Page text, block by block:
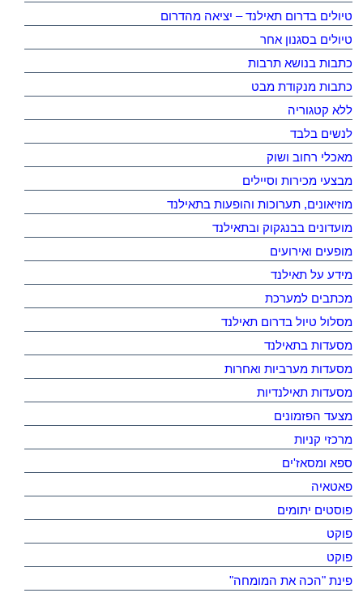
טיולים בדרום תאילנד – יציאה מהדרום
טיולים בסגנון אחר
כתבות בנושא תרבות
כתבות מנקודת מבט
ללא קטגוריה
לנשים בלבד
מאכלי רחוב ושוק
מבצעי מכירות וסיילים
מוזיאונים, תערוכות והופעות בתאילנד
מועדונים בבנגקוק ובתאילנד
מופעים ואירועים
מידע על תאילנד
מכתבים למערכת
מסלול טיול בדרום תאילנד
מסעדות בתאילנד
מסעדות מערביות ואחרות
מסעדות תאילנדיות
מצעד הפזמונים
מרכזי קניות
ספא ומסאז'ים
פאטאיה
פוסטים יתומים
פוקט
פוקט
פינת "הכה את המומחה"